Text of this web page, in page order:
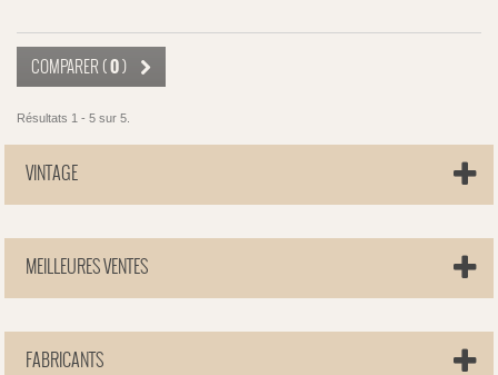
COMPARER (0)
Résultats 1 - 5 sur 5.
VINTAGE
MEILLEURES VENTES
FABRICANTS